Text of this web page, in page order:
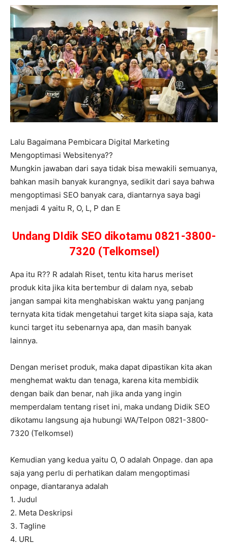
Lalu Bagaimana Pembicara Digital Marketing
Mengoptimasi Websitenya??
Mungkin jawaban dari saya tidak bisa mewakili semuanya,
bahkan masih banyak kurangnya, sedikit dari saya bahwa
mengoptimasi SEO banyak cara, diantarnya saya bagi
menjadi 4 yaitu R, O, L, P dan E
Undang DIdik SEO dikotamu 0821-3800-
7320 (Telkomsel)
Apa itu R?? R adalah Riset, tentu kita harus meriset
produk kita jika kita bertembur di dalam nya, sebab
jangan sampai kita menghabiskan waktu yang panjang
ternyata kita tidak mengetahui target kita siapa saja, kata
kunci target itu sebenarnya apa, dan masih banyak
lainnya.
Dengan meriset produk, maka dapat dipastikan kita akan
menghemat waktu dan tenaga, karena kita membidik
dengan baik dan benar, nah jika anda yang ingin
memperdalam tentang riset ini, maka undang Didik SEO
dikotamu langsung aja hubungi WA/Telpon 0821-3800-
7320 (Telkomsel)
Kemudian yang kedua yaitu O, O adalah Onpage. dan apa
saja yang perlu di perhatikan dalam mengoptimasi
onpage, diantaranya adalah
1. Judul
2. Meta Deskripsi
3. Tagline
4. URL